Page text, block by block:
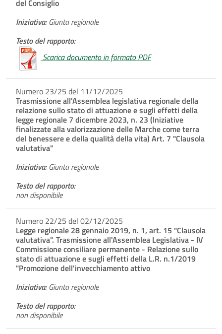
del Consiglio
Iniziativa:Giunta regionale
Testo del rapporto:
Scarica documento in formato PDF
Numero 23/25 del 11/12/2025
Trasmissione all'Assemblea legislativa regionale della
relazione sullo stato di attuazione e sugli effetti della
legge regionale 7 dicembre 2023, n. 23 (Iniziative
finalizzate alla valorizzazione delle Marche come terra
del benessere e della qualità della vita) Art. 7 "Clausola
valutativa"
Iniziativa:Giunta regionale
Testo del rapporto:
non disponibile
Numero 22/25 del 02/12/2025
Legge regionale 28 gennaio 2019, n. 1, art. 15 "Clausola
valutativa". Trasmissione all'Assemblea Legislativa - IV
Commissione consiliare permanente - Relazione sullo
stato di attuazione e sugli effetti della L.R. n.1/2019
"Promozione dell'invecchiamento attivo
Iniziativa:Giunta regionale
Testo del rapporto:
non disponibile